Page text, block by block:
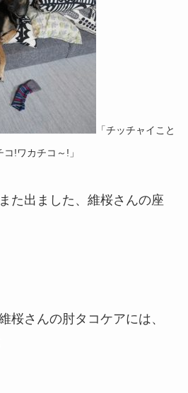
「チッチャイこと
!ワカチコ～!」
た出ました、維桜さんの座
桜さんの肘タコケアには、